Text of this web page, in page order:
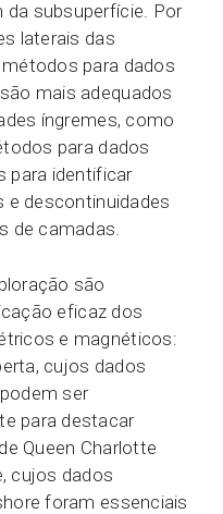
subsuperfície. Por
laterais das
para dados
mais adequados
íngremes, como
para dados
para identificar
e descontinuidades
de camadas.
são
eficaz dos
e magnéticos:
cujos dados
ser
para destacar
Queen Charlotte
cujos dados
foram essenciais